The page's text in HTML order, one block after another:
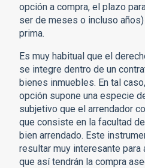
opción a compra, el plazo
ser de meses o incluso
prima.
Es muy habitual que el
se integre dentro de un
bienes inmuebles. En tal
opción supone una especie
subjetivo que el arrendador
que consiste en la facultad
bien arrendado. Este
resultar muy interesante para
que así tendrán la compra